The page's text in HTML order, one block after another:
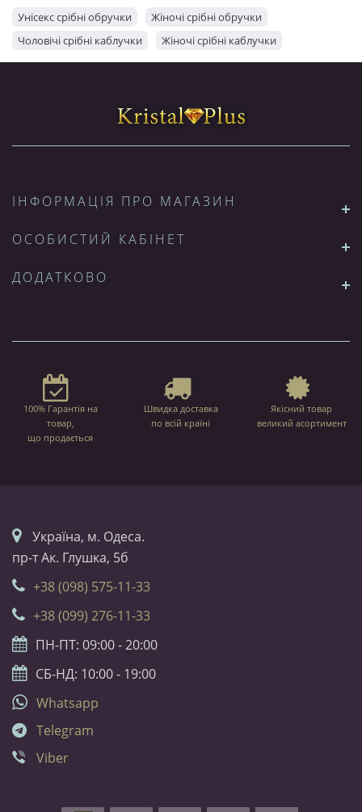
Унісекс срібні обручки
Жіночі срібні обручки
Чоловічі срібні каблучки
Жіночі срібні каблучки
ІНФОРМАЦІЯ ПРО МАГАЗИН
ОСОБИСТИЙ КАБІНЕТ
ДОДАТКОВО
100% Гарантія на
товар,
що продається
Швидка доставка
по всій країні
Якісний товар
великий асортимент
Українa, м. Одеса.
пр-т Ак. Глушка, 5б
+38 (098) 575-11-33
+38 (099) 276-11-33
ПН-ПТ: 09:00 - 20:00
СБ-НД: 10:00 - 19:00
Whatsapp
Telegram
Viber